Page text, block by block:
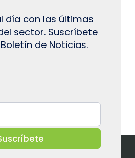
día con las últimas
sector. Suscríbete
de Noticias.